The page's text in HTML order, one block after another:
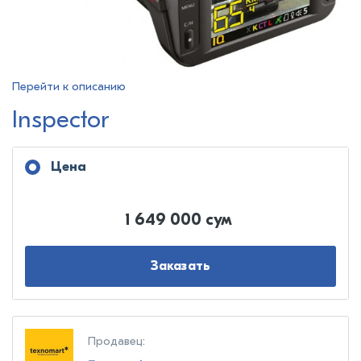
Перейти к описанию
Inspector
Цена
1 649 000 сум
Заказать
Продавец: